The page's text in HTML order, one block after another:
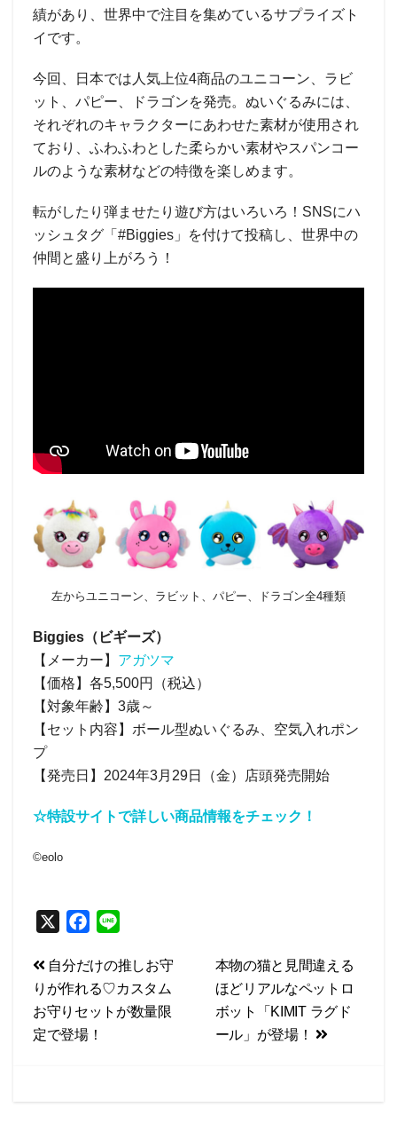
績があり、世界中で注目を集めているサプライズト
イです。
今回、日本では人気上位4商品のユニコーン、ラビ
ット、パピー、ドラゴンを発売。ぬいぐるみには、
それぞれのキャラクターにあわせた素材が使用され
ており、ふわふわとした柔らかい素材やスパンコー
ルのような素材などの特徴を楽しめます。
転がしたり弾ませたり遊び方はいろいろ！SNSにハ
ッシュタグ「#Biggies」を付けて投稿し、世界中の
仲間と盛り上がろう！
左からユニコーン、ラビット、パピー、ドラゴン全4種類
Biggies（ビギーズ）
【メーカー】 アガツマ
【価格】各5,500円（税込）
【対象年齢】3歳～
【セット内容】ボール型ぬいぐるみ、空気入れポン
プ
【発売日】2024年3月29日（金）店頭発売開始
☆特設サイトで詳しい商品情報をチェック！
©eolo
c
e
b
o
n
e
投
稿
ナ
本物の猫と見間違える
ほどリアルなペットロ
ボット「KIMIT ラグド
ール」が登場！
自分だけの推しお守
りが作れる♡カスタム
お守りセットが数量限
定で登場！